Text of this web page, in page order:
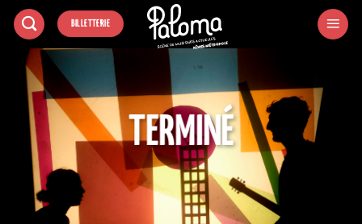
Passer
contenu
BILLETTERIE
TERMINÉ